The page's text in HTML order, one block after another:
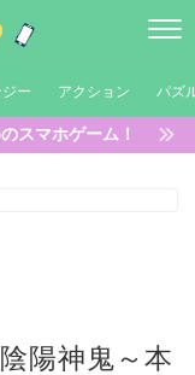
ー アクション パズ
スマホゲーム！
陽神鬼～本